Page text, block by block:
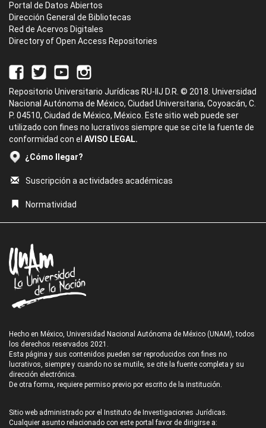
Portal de Datos Abiertos
Dirección General de Bibliotecas
Red de Acervos Digitales
Directory of Open Access Repositories
Repositorio Universitario Jurídicas RU-IIJ D.R. © 2018. Universidad
Nacional Autónoma de México, Ciudad Universitaria, Coyoacán, C.
P. 04510, Ciudad de México, México. Este sitio web puede ser
utilizado con fines no lucrativos siempre que se cite la fuente de
conformidad con el AVISO LEGAL.
¿Cómo llegar?
Suscripción a actividades académicas
Normatividad
Hecho en México, Universidad Nacional Autónoma de México (UNAM), todos
los derechos reservados 2021.
Esta página y sus contenidos pueden ser reproducidos con fines no
lucrativos, siempre y cuando no se mutile, se cite la fuente completa y su
dirección electrónica.
De otra forma, requiere permiso previo por escrito de la institución.
Sitio web administrado por el Instituto de Investigaciones Jurídicas.
Cualquier asunto relacionado con este portal favor de dirigirse a: